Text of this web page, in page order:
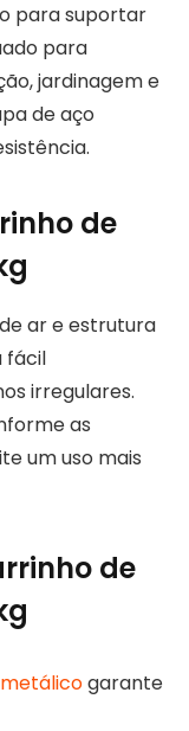
para suportar
para
jardinagem e
de aço
de
ar e estrutura
fácil
irregulares.
as
um uso mais
de
garante